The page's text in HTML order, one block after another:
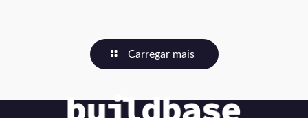
Carregar mais